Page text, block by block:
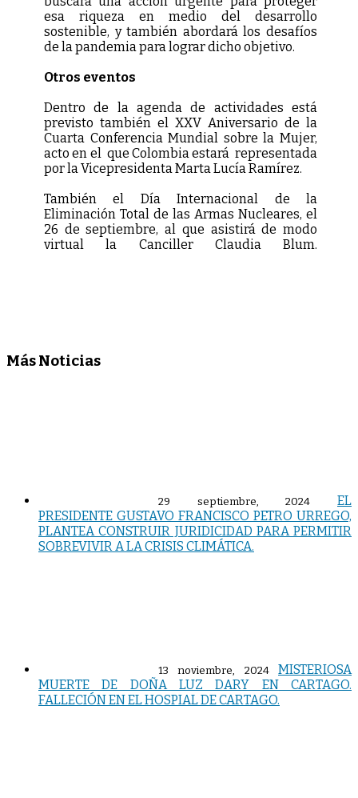
esa riqueza en medio del desarrollo
sostenible, y también abordará los desafíos
de la pandemia para lograr dicho objetivo.
Otros eventos
Dentro de la agenda de actividades está
previsto también el XXV Aniversario de la
Cuarta Conferencia Mundial sobre la Mujer,
acto en el que Colombia estará representada
por la Vicepresidenta Marta Lucía Ramírez.
También el Día Internacional de la
Eliminación Total de las Armas Nucleares, el
26 de septiembre, al que asistirá de modo
virtual la Canciller Claudia Blum.
Más Noticias
29 septiembre, 2024
EL
PRESIDENTE GUSTAVO FRANCISCO PETRO URREGO,
PLANTEA CONSTRUIR JURIDICIDAD PARA PERMITIR
SOBREVIVIR A LA CRISIS CLIMÁTICA.
13 noviembre, 2024
MISTERIOSA
MUERTE DE DOÑA LUZ DARY EN CARTAGO.
FALLECIÓN EN EL HOSPIAL DE CARTAGO.